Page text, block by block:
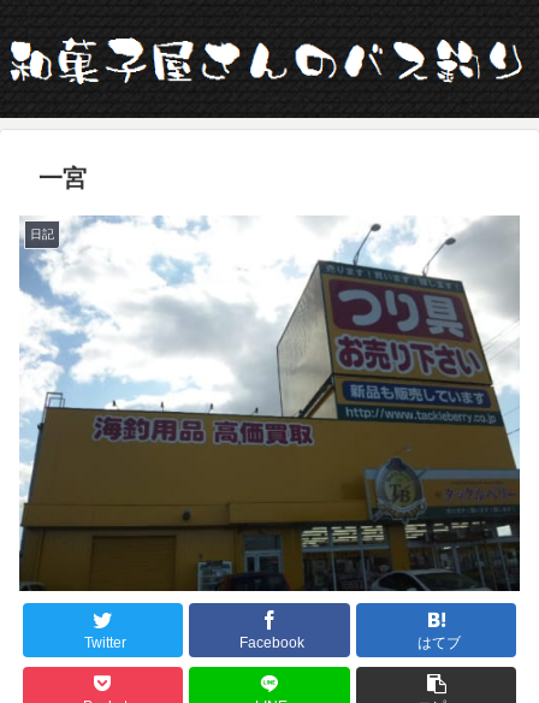
一宮
日記
Twitter Facebook はてブ